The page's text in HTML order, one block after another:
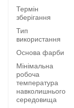
Термін
зберігання
Тип
використання
Основа фарби
Мінімальна
робоча
температура
навколишнього
середовища